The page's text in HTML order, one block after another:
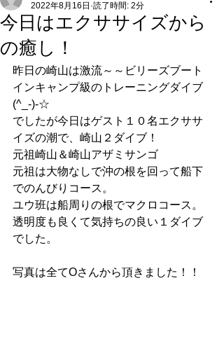
今日はエクササイズから
の癒し！
2022年8月16日 読了時間: 2分
昨日の崎山は激流～～ビリーズブート
インキャンプ級のトレーニングダイブ
(^_-)-☆
でしたが今日はゲスト１０名エクササ
イズの潮で、崎山２ダイブ！
元祖崎山＆崎山アザミサンゴ
元祖は大物なしで沖の根を回って船下
でのんびりコース。
ユウ班は船周りの根でマクロコース。
透明度も良くて気持ちの良い１ダイブ
でした。
写真は全てOさんから頂きました！！